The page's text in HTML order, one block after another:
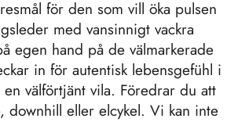
för den som vill öka pulsen
med vansinnigt vackra
egen hand på de välmarkerade
in för autentisk lebensgefühl i
välförtjänt vila. Föredrar du att
downhill eller elcykel. Vi kan inte